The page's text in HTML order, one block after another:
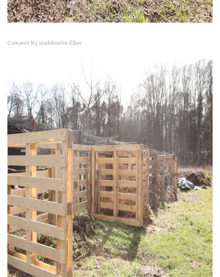
Compost bij stadsboerin Ellen